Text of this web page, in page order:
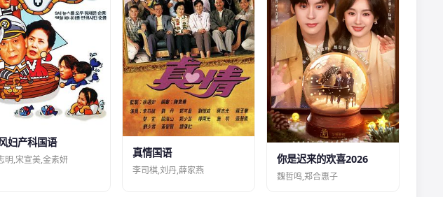
妇产科国语
明,宋宣美,金素妍
真情国语
李司棋,刘丹,薛家燕
你是迟来的欢喜2026
魏哲鸣,郑合惠子